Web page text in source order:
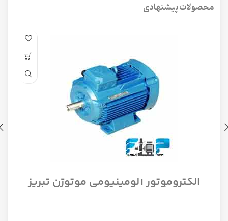
محصولات پیشنهادی
الکتروموتور آلومینیومی موتوژن تبریز
سه فاز مدل 1/12 اسب 1500 دور